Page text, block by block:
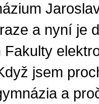
a nyní je
Fakulty
jsem
a